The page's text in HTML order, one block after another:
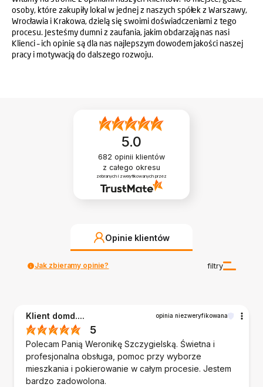
osoby, które zakupiły lokal w jednej z naszych spółek z Warszawy,
Wrocławia i Krakowa, dzielą się swoimi doświadczeniami z tego
procesu. Jesteśmy dumni z zaufania, jakim obdarzają nas nasi
Klienci – ich opinie są dla nas najlepszym dowodem jakości naszej
pracy i motywacją do dalszego rozwoju.
5.0
682 opinii klientów
z całego okresu
zebranych i zweryfikowanych przez
Opinie klientów
filtry
Jak zbieramy opinie?
Klient domd.... opinia niezweryfikowana
5
Polecam Panią Weronikę Szczygielską. Świetna i
profesjonalna obsługa, pomoc przy wyborze
mieszkania i pokierowanie w całym procesie. Jestem
bardzo zadowolona.